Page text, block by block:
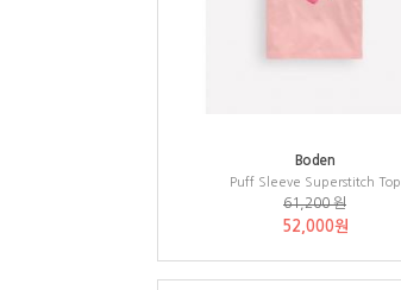
Boden
Puff Sleeve Superstitch Top
61,200 원
52,000원